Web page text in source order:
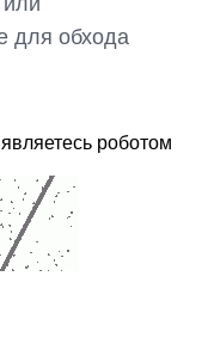
для обхода
роботом